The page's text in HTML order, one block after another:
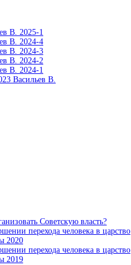
В. 2025-1
В. 2024-4
В. 2024-3
В. 2024-2
В. 2024-1
Васильев В.
Советскую власть?
перехода человека в царство
2020
перехода человека в царство
2019